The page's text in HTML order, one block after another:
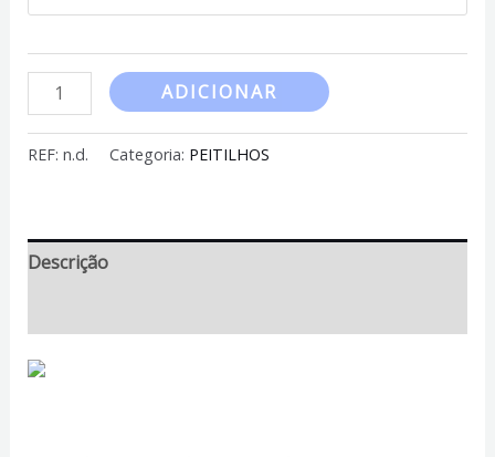
through
135,00 €
Quantidade
de
PEITILHO
Luxury
ADICIONAR
REF: n.d. Categoria: PEITILHOS
Descrição